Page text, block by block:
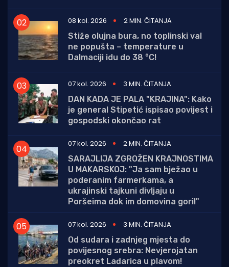
08 kol. 2026
2 MIN. ČITANJA
Stiže olujna bura, no toplinski val
ne popušta – temperature u
Dalmaciji idu do 38 °C!
07 kol. 2026
3 MIN. ČITANJA
DAN KADA JE PALA "KRAJINA": Kako
je general Stipetić ispisao povijest i
gospodski okončao rat
07 kol. 2026
2 MIN. ČITANJA
SARAJLIJA ZGROŽEN KRAJNOSTIMA
U MAKARSKOJ: "Ja sam bježao u
poderanim farmerkama, a
ukrajinski tajkuni divljaju u
Poršeima dok im domovina gori!"
07 kol. 2026
3 MIN. ČITANJA
Od sudara i zadnjeg mjesta do
povijesnog srebra: Nevjerojatan
preokret Lađarica u plavom!